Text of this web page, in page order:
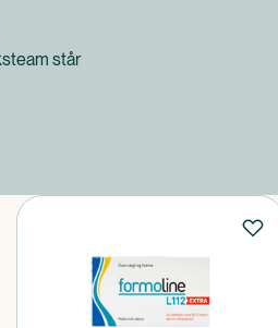
står